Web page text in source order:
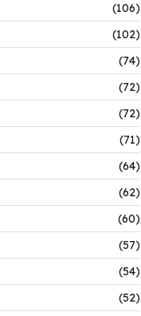
(106)
(102)
(74)
(72)
(72)
(71)
(64)
(62)
(60)
(57)
(54)
(52)